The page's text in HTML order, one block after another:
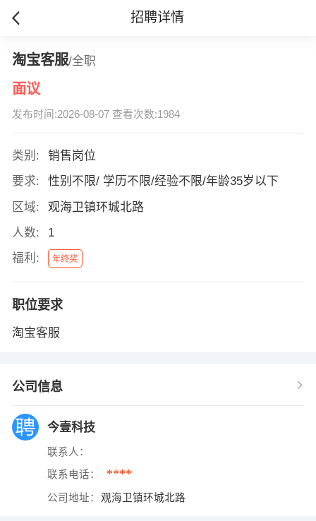
招聘详情
淘宝客服/全职
面议
发布时间:2026-08-07 查看次数:1984
类别:
销售岗位
要求:
性别不限/ 学历不限/经验不限/年龄35岁以下
区域:
观海卫镇环城北路
人数:
1
福利:
年终奖
职位要求
淘宝客服
公司信息
今壹科技
联系人：
联系电话： ****
公司地址： 观海卫镇环城北路